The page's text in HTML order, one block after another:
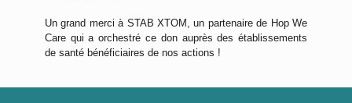
Un grand merci à STAB XTOM, un partenaire de Hop We
Care qui a orchestré ce don auprès des établissements
de santé bénéficiaires de nos actions !